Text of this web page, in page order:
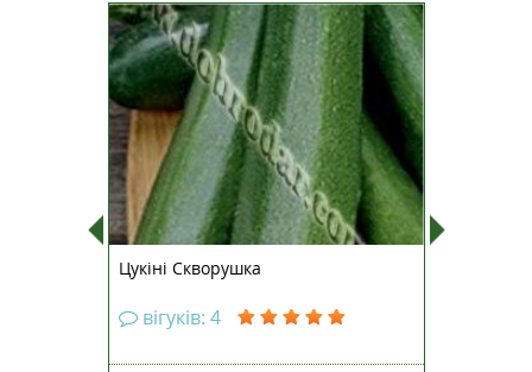
Ранньостиглий кущовий сорт з
інтенсивним ростом плодів та
дружною віддачею врожаю.
Вегетаційний період від сходів до
технічної стиглості 35-47 днів.
Плоди видовжені, довжиною 18-
25 см, масою 0,6-0,8 кг, темно-
зеленого кольору, вкр...
Цукіні Скворушка
вігуків: 4